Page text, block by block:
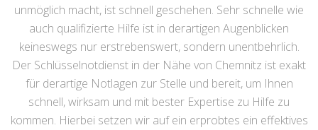
unmöglich macht, ist schnell geschehen. Sehr schnelle wie
auch qualifizierte Hilfe ist in derartigen Augenblicken
keineswegs nur erstrebenswert, sondern unentbehrlich.
Der Schlüsselnotdienst in der Nähe von Chemnitz ist exakt
für derartige Notlagen zur Stelle und bereit, um Ihnen
schnell, wirksam und mit bester Expertise zu Hilfe zu
kommen. Hierbei setzen wir auf ein erprobtes ein effektives